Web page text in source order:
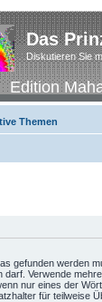
Das
Diskutieren Sie
Edition
Themen
gefunden werden
darf. Verwende
nur eines der
für teilweise